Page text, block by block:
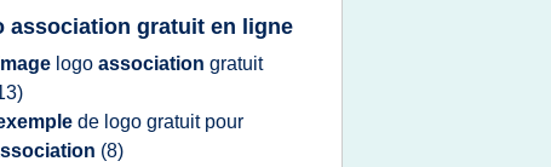
association gratuit en ligne
logo association gratuit
de logo gratuit pour
(8)